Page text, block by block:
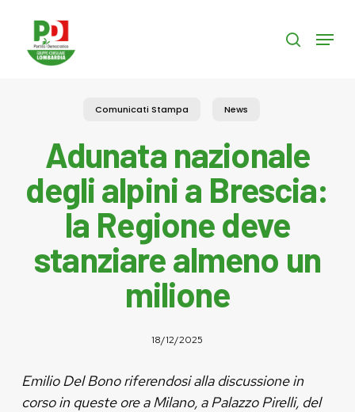
content
search
Menu
Comunicati Stampa News
Adunata nazionale
degli alpini a Brescia:
la Regione deve
stanziare almeno un
milione
18/12/2025
Emilio Del Bono riferendosi alla discussione in
corso in queste ore a Milano, a Palazzo Pirelli, del